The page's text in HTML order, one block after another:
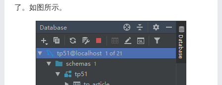
了。如图所示。